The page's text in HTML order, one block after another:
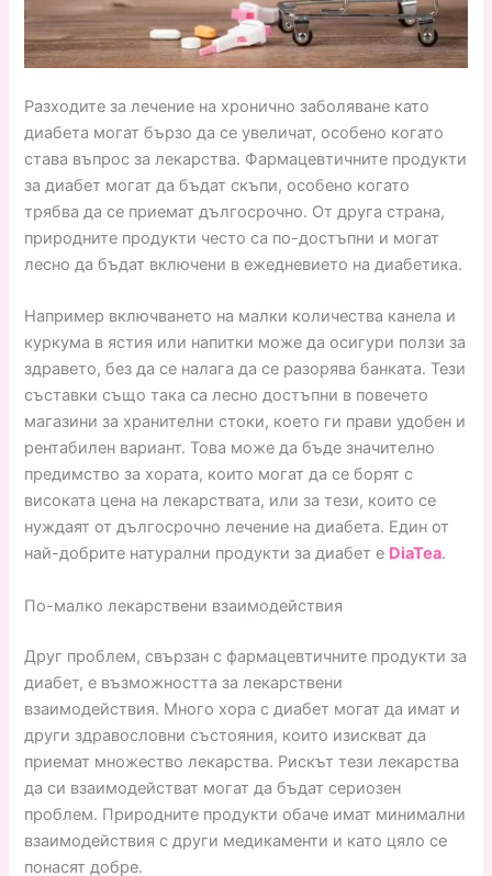
Разходите за лечение на хронично заболяване като
диабета могат бързо да се увеличат, особено когато
става въпрос за лекарства. Фармацевтичните продукти
за диабет могат да бъдат скъпи, особено когато
трябва да се приемат дългосрочно. От друга страна,
природните продукти често са по-достъпни и могат
лесно да бъдат включени в ежедневието на диабетика.
Например включването на малки количества канела и
куркума в ястия или напитки може да осигури ползи за
здравето, без да се налага да се разорява банката. Тези
съставки също така са лесно достъпни в повечето
магазини за хранителни стоки, което ги прави удобен и
рентабилен вариант. Това може да бъде значително
предимство за хората, които могат да се борят с
високата цена на лекарствата, или за тези, които се
нуждаят от дългосрочно лечение на диабета. Един от
най-добрите натурални продукти за диабет е DiaTea.
По-малко лекарствени взаимодействия
Друг проблем, свързан с фармацевтичните продукти за
диабет, е възможността за лекарствени
взаимодействия. Много хора с диабет могат да имат и
други здравословни състояния, които изискват да
приемат множество лекарства. Рискът тези лекарства
да си взаимодействат могат да бъдат сериозен
проблем. Природните продукти обаче имат минимални
взаимодействия с други медикаменти и като цяло се
понасят добре.